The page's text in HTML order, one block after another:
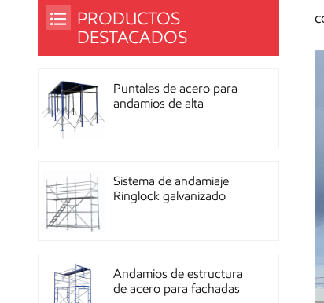
PRODUCTOS
DESTACADOS
Puntales de acero para
andamios de alta
Sistema de andamiaje
Ringlock galvanizado
Andamios de estructura
de acero para fachadas